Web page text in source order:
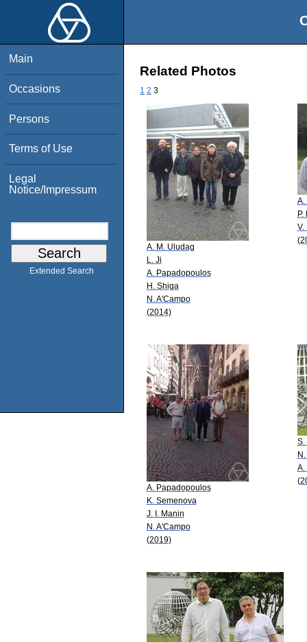
Main
Occasions
Persons
Terms of Use
Legal
Notice/Impressum
Extended Search
Related Photos
1 2 3
A. M. Uludag
L. Ji
A. Papadopoulos
H. Shiga
N. A'Campo
(2014)
A.
P.
V.
A. Papadopoulos
K. Semenova
J. I. Manin
N. A'Campo
(2019)
S.
A.